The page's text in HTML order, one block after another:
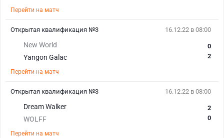
Перейти на матч
16.12.22 в 08:00
New World
Yangon Galac
0
2
Перейти на матч
Открытая квалификация №3
16.12.22 в 08:00
Dream Walker
WOLFF
2
0
Перейти на матч
Открытая квалификация №3